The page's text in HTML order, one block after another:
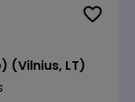
(Vilnius, LT)